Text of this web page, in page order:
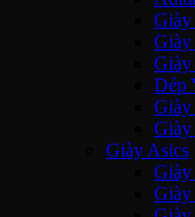
Giày
Giày
Giày
Dép
Giày
Giày
Giày Asics
Giày
Giày